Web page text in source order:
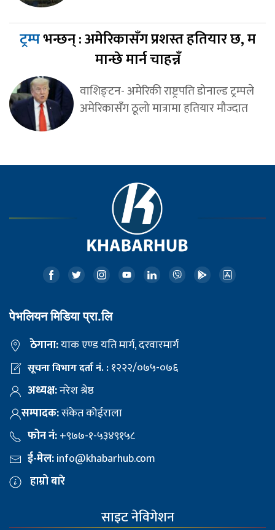
ट्रम्पभन्छन् : अमेरिकासँग प्रशस्त हतियार छ, म
मान्छे मार्न चाहन्नँ
वाशिङ्टन- अमेरिकी राष्ट्रपति डोनाल्ड ट्रम्पले
अमेरिकासँग ठूलो मात्रामा हतियार मौज्दात
पेभलियन मिडिया प्रा.लि
ठेगाना:याक एण्ड यति मार्ग, दरवारमार्ग
सूचना विभाग दर्ता नं. :१२२२/०७५-०७६
अध्यक्ष:नरेश श्रेष्ठ
सम्पादक:संकेत कोईराला
फोन नं:+९७७-१-५३४९१५८
ई-मेल:info@khabarhub.com
हाम्रो बारे
साइट नेविगेशन